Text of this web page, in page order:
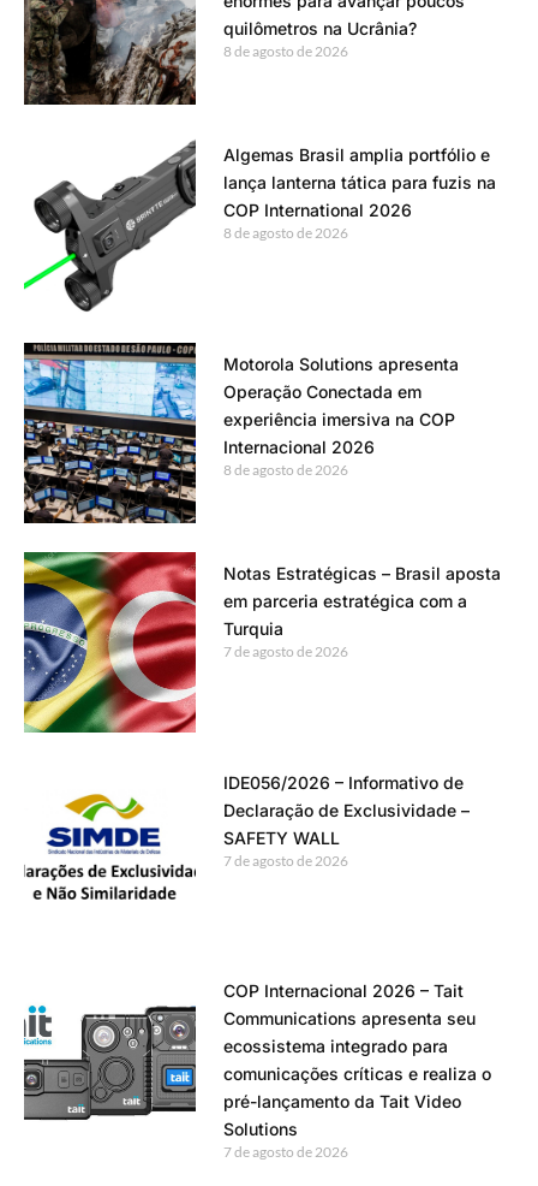
quilômetros na Ucrânia?
8 de agosto de 2026
Algemas Brasil amplia portfólio e
lança lanterna tática para fuzis na
COP International 2026
8 de agosto de 2026
Motorola Solutions apresenta
Operação Conectada em
experiência imersiva na COP
Internacional 2026
8 de agosto de 2026
Notas Estratégicas – Brasil aposta
em parceria estratégica com a
Turquia
7 de agosto de 2026
IDE056/2026 – Informativo de
Declaração de Exclusividade –
SAFETY WALL
7 de agosto de 2026
COP Internacional 2026 – Tait
Communications apresenta seu
ecossistema integrado para
comunicações críticas e realiza o
pré-lançamento da Tait Video
Solutions
7 de agosto de 2026